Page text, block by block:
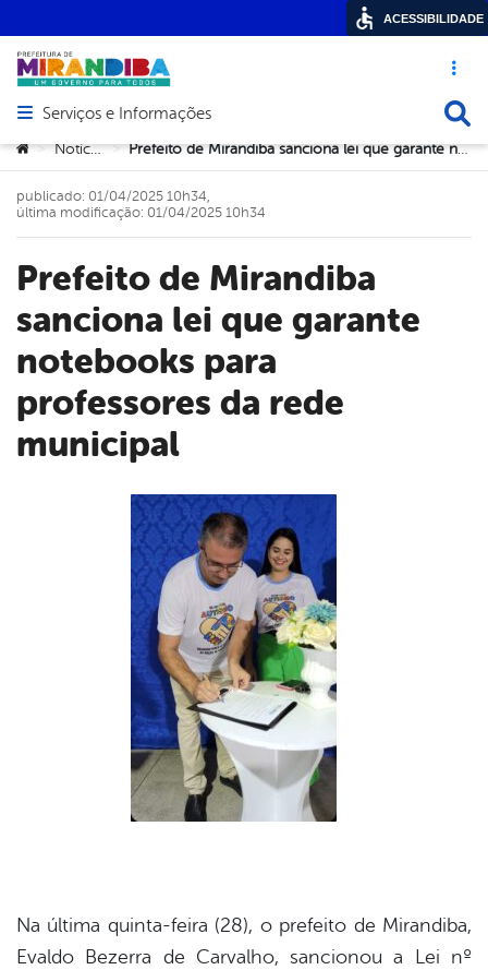
Acesso
Abrir menu principal de navegação
Serviços e Informações
Você está aqui:
> Notícias > Prefeito de Mirandiba sanciona lei que garante notebooks para professores da rede municipal
Prefeito de Mirandiba
sanciona lei que garante
notebooks para
professores da rede
municipal
publicado: 01/04/2025 10h34,
última modificação: 01/04/2025 10h34
Na última quinta-feira (28), o prefeito de Mirandiba,
Evaldo Bezerra de Carvalho, sancionou a Lei nº
ACESSIBILIDADE